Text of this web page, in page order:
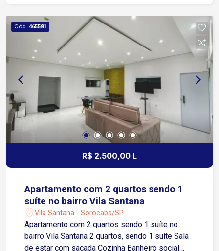
Cód. 465581
R$ 2.500,00 L
Apartamento com 2 quartos sendo 1
suíte no bairro Vila Santana
Vila Santana - Sorocaba/SP
Apartamento com 2 quartos sendo 1 suíte no
bairro Vila Santana 2 quartos, sendo 1 suíte Sala
de estar com sacada Cozinha Banheiro social